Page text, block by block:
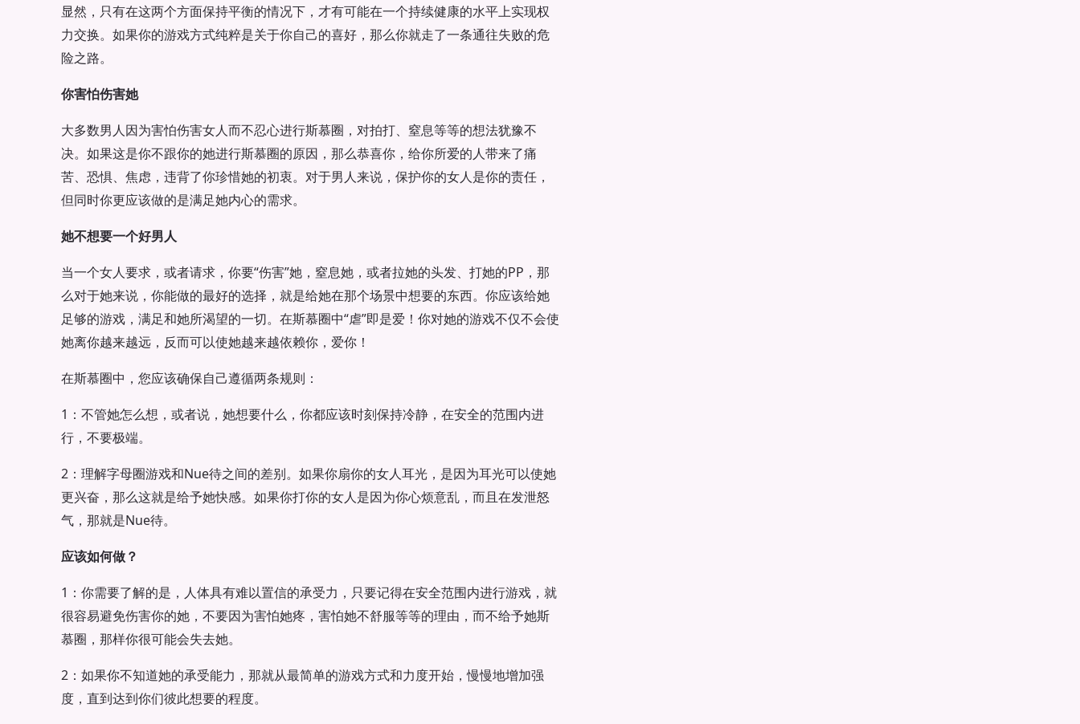
显然，只有在这两个方面保持平衡的情况下，才有可能在一个持续健康的水平上实现权
力交换。如果你的游戏方式纯粹是关于你自己的喜好，那么你就走了一条通往失败的危
险之路。
你害怕伤害她
大多数男人因为害怕伤害女人而不忍心进行斯慕圈，对拍打、窒息等等的想法犹豫不
决。如果这是你不跟你的她进行斯慕圈的原因，那么恭喜你，给你所爱的人带来了痛
苦、恐惧、焦虑，违背了你珍惜她的初衷。对于男人来说，保护你的女人是你的责任，
但同时你更应该做的是满足她内心的需求。
她不想要一个好男人
当一个女人要求，或者请求，你要“伤害”她，窒息她，或者拉她的头发、打她的PP，那
么对于她来说，你能做的最好的选择，就是给她在那个场景中想要的东西。你应该给她
足够的游戏，满足和她所渴望的一切。在斯慕圈中“虐”即是爱！你对她的游戏不仅不会使
她离你越来越远，反而可以使她越来越依赖你，爱你！
在斯慕圈中，您应该确保自己遵循两条规则：
1：不管她怎么想，或者说，她想要什么，你都应该时刻保持冷静，在安全的范围内进
行，不要极端。
2：理解字母圈游戏和Nue待之间的差别。如果你扇你的女人耳光，是因为耳光可以使她
更兴奋，那么这就是给予她快感。如果你打你的女人是因为你心烦意乱，而且在发泄怒
气，那就是Nue待。
应该如何做？
1：你需要了解的是，人体具有难以置信的承受力，只要记得在安全范围内进行游戏，就
很容易避免伤害你的她，不要因为害怕她疼，害怕她不舒服等等的理由，而不给予她斯
慕圈，那样你很可能会失去她。
2：如果你不知道她的承受能力，那就从最简单的游戏方式和力度开始，慢慢地增加强
度，直到达到你们彼此想要的程度。